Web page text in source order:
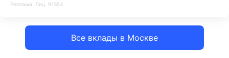
Все вклады в Москве
Реклама. Лиц. №354